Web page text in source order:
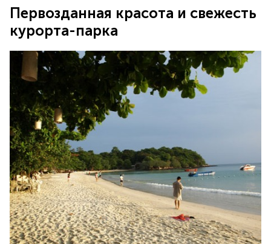
Первозданная красота и свежесть
курорта-парка